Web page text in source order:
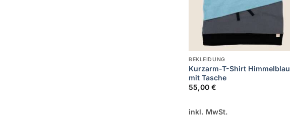
BEKLEIDUNG
Kurzarm-T-Shirt Himmelblau
mit Tasche
55,00€
inkl. MwSt.